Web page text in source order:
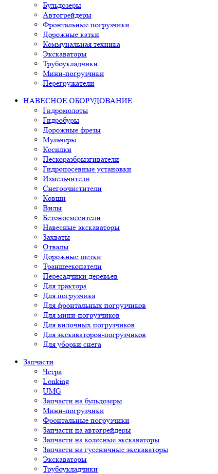
Бульдозеры
Автогрейдеры
Фронтальные погрузчики
Дорожные катки
Коммунальная техника
Экскаваторы
Трубоукладчики
Мини-погрузчики
Перегружатели
НАВЕСНОЕ ОБОРУДОВАНИЕ
Гидромолоты
Гидробуры
Дорожные фрезы
Мульчеры
Косилки
Пескоразбрызгиватели
Гидропосевные установки
Измельчители
Снегоочистители
Ковши
Вилы
Бетоносмесители
Навесные экскаваторы
Захваты
Отвалы
Дорожные щётки
Траншеекопатели
Пересадчики деревьев
Для трактора
Для погрузчика
Для фронтальных погрузчиков
Для мини-погрузчиков
Для вилочных погрузчиков
Для экскаваторов-погрузчиков
Для уборки снега
Запчасти
Четра
Lonking
UMG
Запчасти на бульдозеры
Мини-погрузчики
Фронтальные погрузчики
Запчасти на автогрейдеры
Запчасти на колесные экскаваторы
Запчасти на гусеничные экскаваторы
Экскаваторы
Трубоукладчики